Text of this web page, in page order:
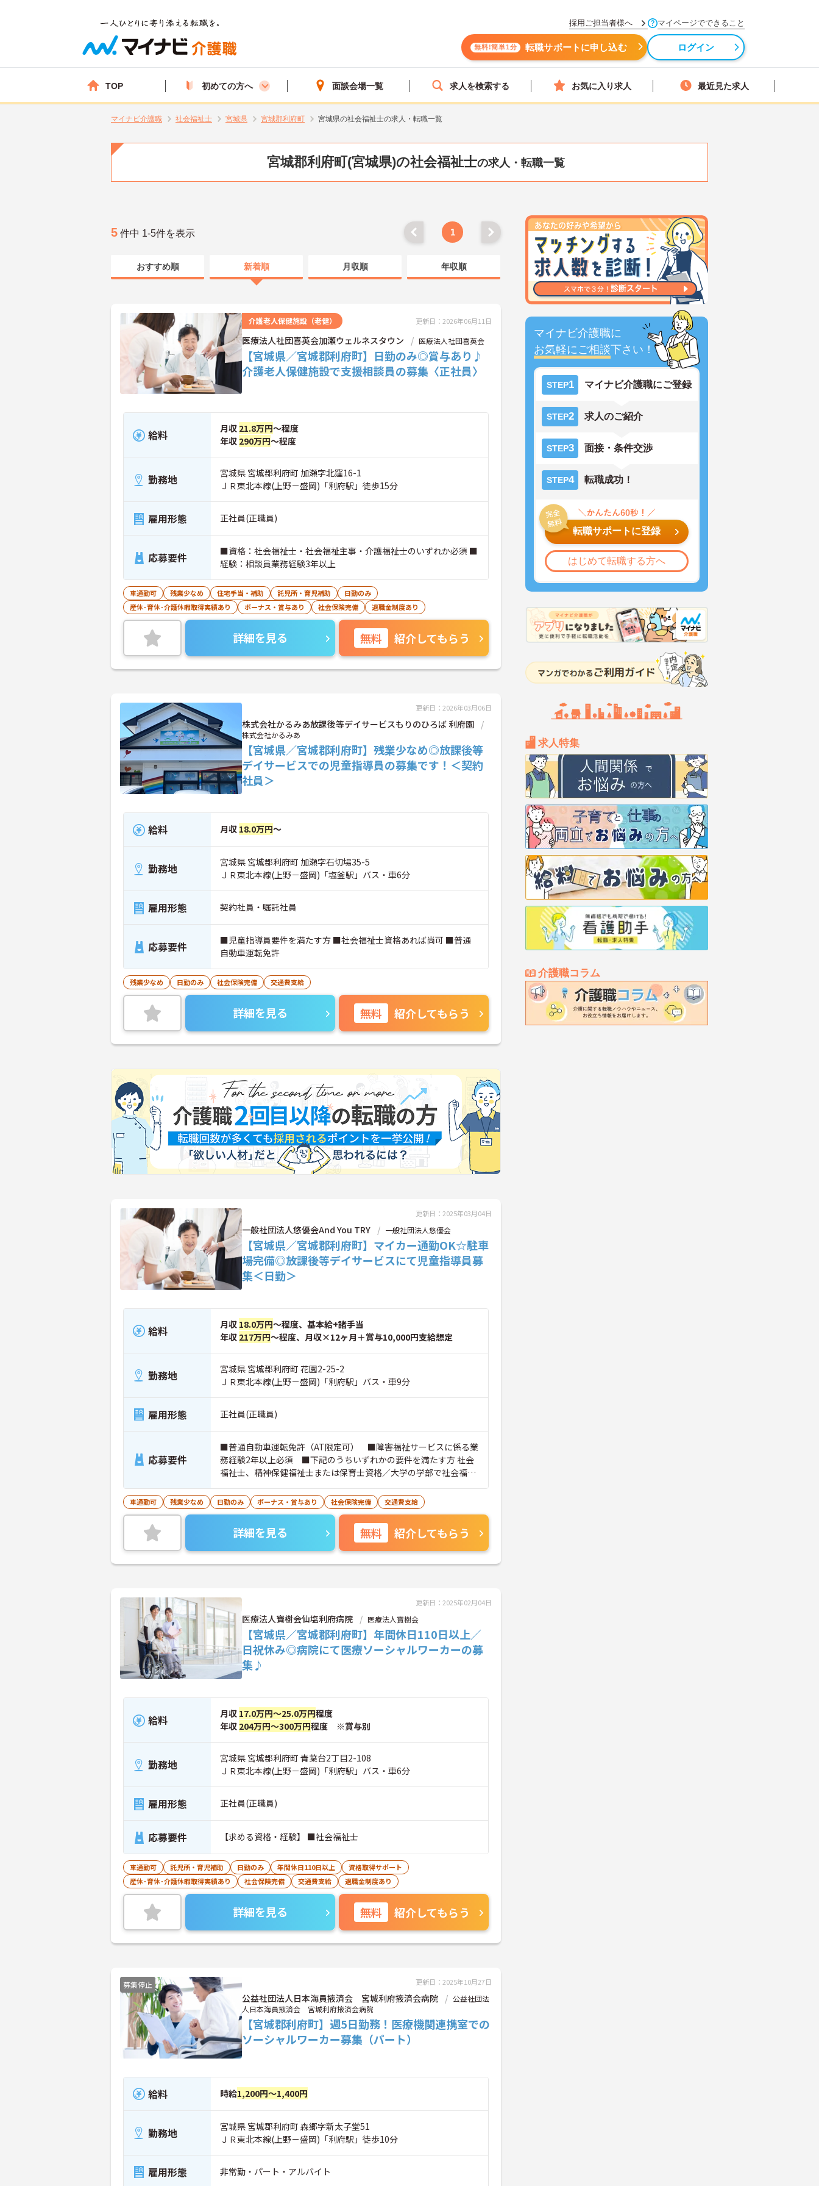
採用ご担当者様へ マイページでできること
無料!簡単1分 転職サポートに申し込む ログイン
TOP 初めての方へ 面談会場一覧 求人を検索する お気に入り求人 最近見た求人
マイナビ介護職 社会福祉士 宮城県 宮城郡利府町 宮城県の社会福祉士の求人・転職一覧
宮城郡利府町(宮城県)の社会福祉士の求人・転職一覧
マイナビ介護職に
お気軽にご相談下さい！
STEP1 マイナビ介護職にご登録
STEP2 求人のご紹介
STEP3 面接・条件交渉
STEP4 転職成功！
転職サポートに登録
はじめて転職する方へ
求人特集
介護職コラム
5 件中 1-5件を表示 1
おすすめ順 新着順 月収順 年収順
介護老人保健施設（老健） 更新日：2026年06月11日
医療法人社団喜英会加瀬ウェルネスタウン 医療法人社団喜英会
【宮城県／宮城郡利府町】日勤のみ◎賞与あり♪
介護老人保健施設で支援相談員の募集〈正社員〉
給料 月収 21.8万円～程度
年収 290万円～程度
勤務地
宮城県 宮城郡利府町 加瀬字北窪16-1
ＪＲ東北本線(上野－盛岡)「利府駅」徒歩15分
雇用形態 正社員(正職員)
応募要件
■資格：社会福祉士・社会福祉主事・介護福祉士のいずれか必須 ■
経験：相談員業務経験3年以上
車通勤可 残業少なめ 住宅手当・補助 託児所・育児補助
日勤のみ
産休･育休･介護休暇取得実績あり
ボーナス・賞与あり 社会保険完備 退職金制度あり
詳細を見る 無料 紹介してもらう
更新日：2026年03月06日
株式会社かるみあ放課後等デイサービスもりのひろば 利府園
株式会社かるみあ
【宮城県／宮城郡利府町】残業少なめ◎放課後等
デイサービスでの児童指導員の募集です！＜契約
社員＞
給料 月収 18.0万円～
勤務地
宮城県 宮城郡利府町 加瀬字石切場35-5
ＪＲ東北本線(上野－盛岡)「塩釜駅」バス・車6分
雇用形態 契約社員・嘱託社員
応募要件
■児童指導員要件を満たす方 ■社会福祉士資格あれば尚可 ■普通
自動車運転免許
残業少なめ 日勤のみ 社会保険完備 交通費支給
詳細を見る 無料 紹介してもらう
更新日：2025年03月04日
一般社団法人悠優会And You TRY 一般社団法人悠優会
【宮城県／宮城郡利府町】マイカー通勤OK☆駐車
場完備◎放課後等デイサービスにて児童指導員募
集＜日勤＞
給料 月収 18.0万円～程度、基本給+諸手当
年収 217万円～程度、月収×12ヶ月＋賞与10,000円支給想定
勤務地
宮城県 宮城郡利府町 花園2-25-2
ＪＲ東北本線(上野－盛岡)「利府駅」バス・車9分
雇用形態 正社員(正職員)
応募要件
■普通自動車運転免許（AT限定可） ■障害福祉サービスに係る業
務経験2年以上必須 ■下記のうちいずれかの要件を満たす方 社会
福祉士、精神保健福祉士または保育士資格／大学の学部で社会福祉
／高等学校を卒業した者等で、2年以上児童福祉事業に従事した者
／小学校、中学校、高等学校等の教諭となる資格を有する者で、知
事が適当と認めた者／3年以上児童福祉事業に従事した者で知事が
適当と認めた者（中卒以上）
車通勤可 残業少なめ 日勤のみ ボーナス・賞与あり 社会保険完備 交通費支給
詳細を見る 無料 紹介してもらう
更新日：2025年02月04日
医療法人寶樹会仙塩利府病院 医療法人寶樹会
【宮城県／宮城郡利府町】年間休日110日以上／
日祝休み◎病院にて医療ソーシャルワーカーの募
集♪
給料 月収 17.0万円～25.0万円程度
年収 204万円～300万円程度 ※賞与別
勤務地
宮城県 宮城郡利府町 青葉台2丁目2-108
ＪＲ東北本線(上野－盛岡)「利府駅」バス・車6分
雇用形態 正社員(正職員)
応募要件 【求める資格・経験】 ■社会福祉士
車通勤可 託児所・育児補助 日勤のみ 年間休日110日以上
資格取得サポート
産休･育休･介護休暇取得実績あり
社会保険完備 交通費支給 退職金制度あり
詳細を見る 無料 紹介してもらう
募集停止 更新日：2025年10月27日
公益社団法人日本海員掖済会 宮城利府掖済会病院
公益社団法
人日本海員掖済会 宮城利府掖済会病院
【宮城郡利府町】週5日勤務！医療機関連携室での
ソーシャルワーカー募集（パート）
給料 時給1,200円～1,400円
勤務地
宮城県 宮城郡利府町 森郷字新太子堂51
ＪＲ東北本線(上野－盛岡)「利府駅」徒歩10分
雇用形態 非常勤・パート・アルバイト